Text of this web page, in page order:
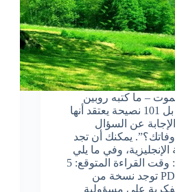
– ما كتبه روبين
شارما ليس كتابا حقيقيا، بل 101 نصيحة يعتقد أنها
عن السؤال
يمكنك أن تجد
وفي ما يلي
أهم التفاصيل التي ذكرها: وقت القراءة المتوقع: 5
دقائق. في موقع PDF Drive توجد نسخة من
على مسؤولية